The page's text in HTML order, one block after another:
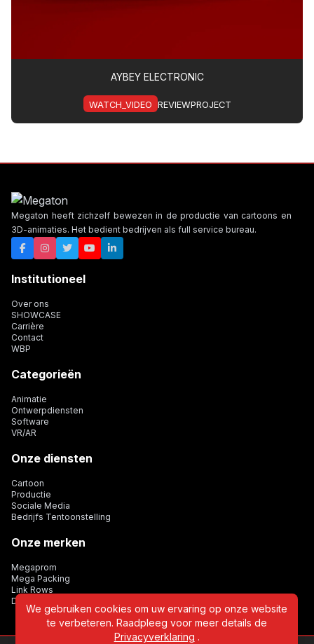
AYBEY ELECTRONIC
WATCH_VIDEO REVIEWPROJECT
Megaton heeft zichzelf bewezen in de productie van cartoons en
3D-animaties. Het bedient bedrijven als full service bureau.
Institutioneel
Over ons
SHOWCASE
Carrière
Contact
WBP
Categorieën
Animatie
Ontwerpdiensten
Software
VR/AR
Onze diensten
Cartoon
Productie
Sociale Media
Bedrijfs Tentoonstelling
Onze merken
Megaprom
Mega Packing
Link Rows
Dijital Card
We gebruiken cookies om uw ervaring op onze website
te verbeteren. Raadpleeg voor meer details de
Privacyverklaring .